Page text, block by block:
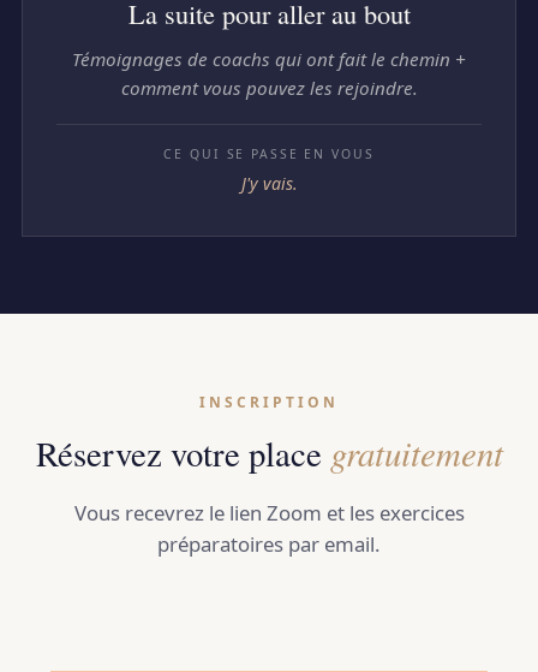
La suite pour aller au bout
Témoignages de coachs qui ont fait le chemin +
comment vous pouvez les rejoindre.
J'y vais.
INSCRIPTION
Réservez votre place gratuitement
Vous recevrez le lien Zoom et les exercices
préparatoires par email.